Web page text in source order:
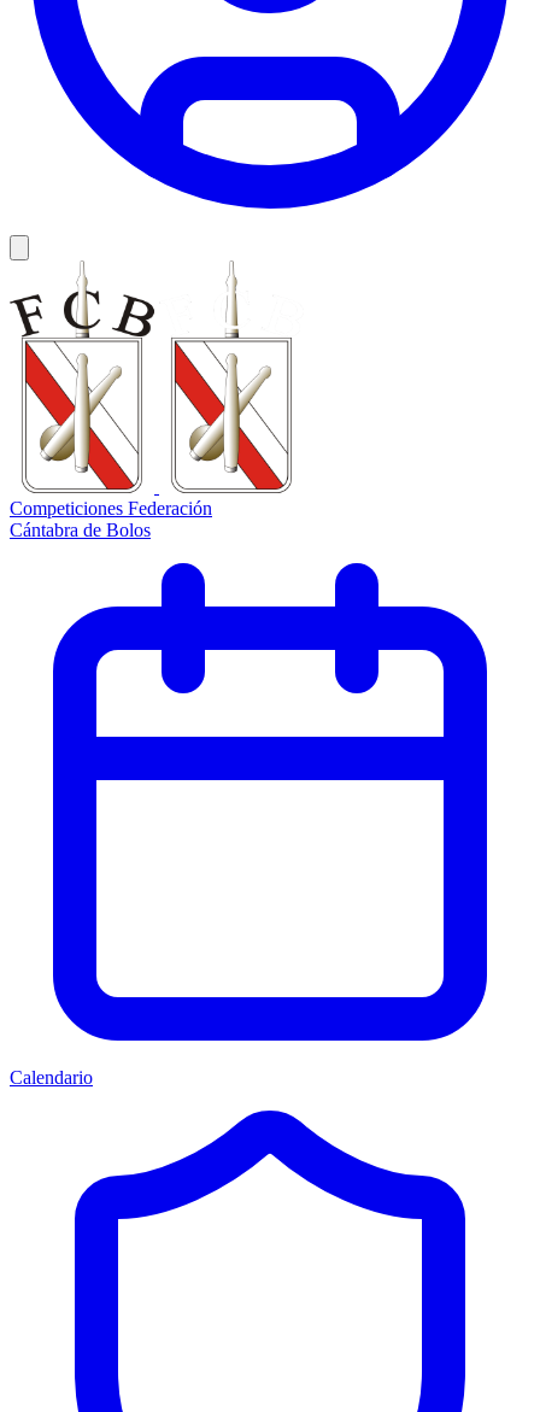
Competiciones Federación
Cántabra de Bolos
Calendario